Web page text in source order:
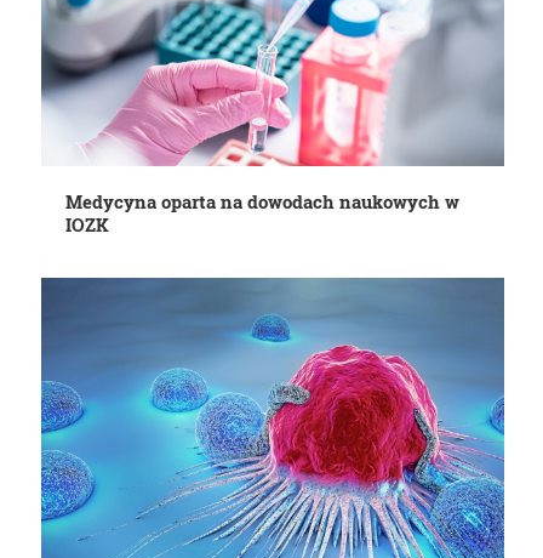
Medycyna oparta na dowodach naukowych w
IOZK